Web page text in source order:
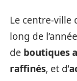
Le centre-ville
long de
de boutiques
raffinés, et d’